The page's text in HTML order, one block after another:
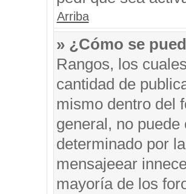
Arriba
» ¿Cómo se
Rangos, los
cantidad de
mismo dentro del
general, no
determinado por
mensajeear
mayoría de los